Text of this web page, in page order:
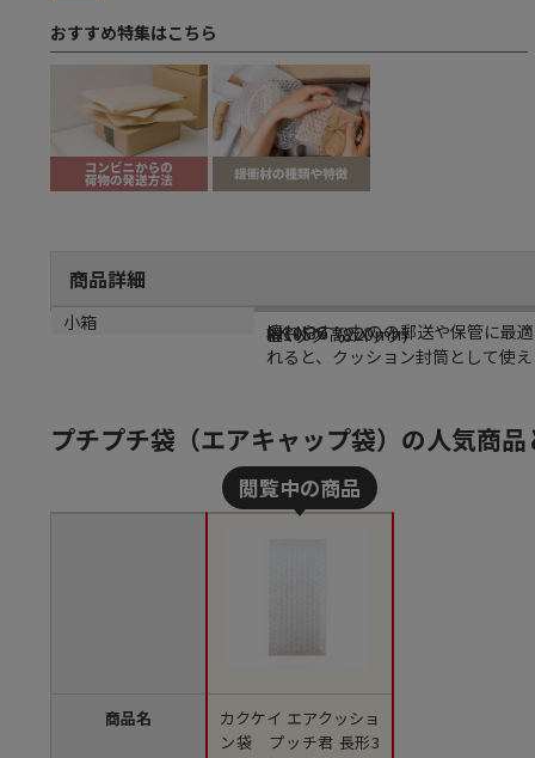
おすすめ特集はこちら
商品詳細
商品説明
壊れやすいものの郵送や保管に最
れると、クッション封筒として使
メーカー品番
PK-N3G
サイズ
幅105×高220mm
小箱
8パック（8パック）
プチプチ袋（エアキャップ袋）の人気商
商品名
カクケイ エアクッショ
ン袋 プッチ君 長形3